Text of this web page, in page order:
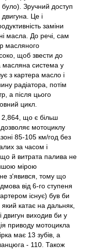
Зручний доступ
Це і
заміни
масла. До речі, сам
масляного
щоб звести до
масляна система у
з картера масло і
радіатора, потім
а після цього
цикл.
2,864, що є більш
дозволяє мотоциклу
85-105 км/год без
за часом і
й витрата палива не
мірою
з'явився, тому що
від 6-го ступеня
існує) був би
катає на дальняк,
двигун виходив би у
приводу мотоцикла
має 13 зубів, а
- 110. Також